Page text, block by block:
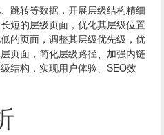
跳转等数据，开展层级结构精细
短的层级页面，优化其层级位置
的页面，调整其层级优先级，优
页面，简化层级路径、加强内链
结构，实现用户体验、SEO效